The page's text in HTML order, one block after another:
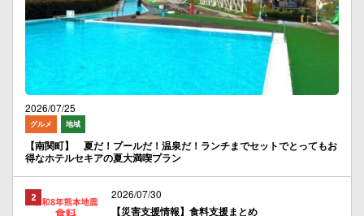
2026/07/25
グルメ 地域
【南関町】 夏だ！プールだ！温泉だ！ランチまでセットでとってもお
得なホテルセキアの夏大満喫プラン
2026/07/30
【災害支援情報】食料支援まとめ